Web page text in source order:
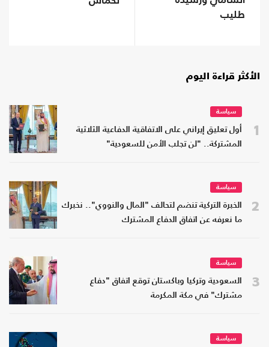
طليب
الأكثر قراءة اليوم
1
سياسة
أول تعليق إيراني على الاتفاقية الدفاعية الثلاثية
المشتركة.. "لن تجلب الأمن للسعودية"
2
سياسة
الخبرة التركية تنضم لتحالف "المال والنووي".. نخبرك
ما نعرفه عن اتفاق الدفاع المشترك
3
سياسة
السعودية وتركيا وباكستان توقع اتفاق "دفاع
مشترك" في مكة المكرمة
سياسة